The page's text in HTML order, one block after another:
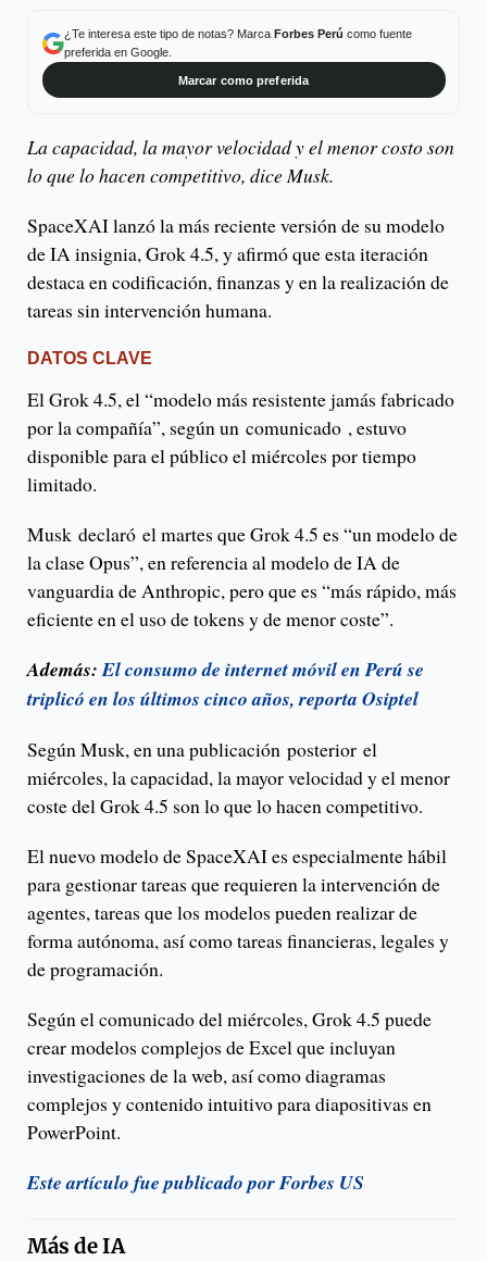
¿Te interesa este tipo de notas? Marca Forbes Perú como fuente
preferida en Google.
Marcar como preferida
La capacidad, la mayor velocidad y el menor costo son
lo que lo hacen competitivo, dice Musk.
SpaceXAI lanzó la más reciente versión de su modelo
de IA insignia, Grok 4.5, y afirmó que esta iteración
destaca en codificación, finanzas y en la realización de
tareas sin intervención humana.
DATOS CLAVE
El Grok 4.5, el “modelo más resistente jamás fabricado
por la compañía”, según un comunicado , estuvo
disponible para el público el miércoles por tiempo
limitado.
Musk declaró el martes que Grok 4.5 es “un modelo de
la clase Opus”, en referencia al modelo de IA de
vanguardia de Anthropic, pero que es “más rápido, más
eficiente en el uso de tokens y de menor coste”.
Además:El consumo de internet móvil en Perú se
triplicó en los últimos cinco años, reporta Osiptel
Según Musk, en una publicación posterior el
miércoles, la capacidad, la mayor velocidad y el menor
coste del Grok 4.5 son lo que lo hacen competitivo.
El nuevo modelo de SpaceXAI es especialmente hábil
para gestionar tareas que requieren la intervención de
agentes, tareas que los modelos pueden realizar de
forma autónoma, así como tareas financieras, legales y
de programación.
Según el comunicado del miércoles, Grok 4.5 puede
crear modelos complejos de Excel que incluyan
investigaciones de la web, así como diagramas
complejos y contenido intuitivo para diapositivas en
PowerPoint.
Este artículo fue publicado por Forbes US
Más deIA